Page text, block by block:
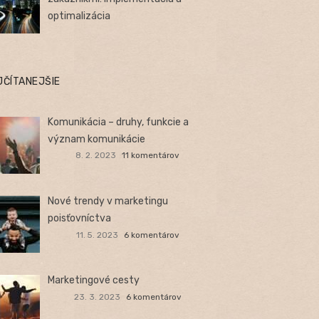
optimalizácia
Komunikácia – druhy, funkcie a
význam komunikácie
8. 2. 2023 11 komentárov
Nové trendy v marketingu
poisťovníctva
11. 5. 2023 6 komentárov
Marketingové cesty
23. 3. 2023 6 komentárov